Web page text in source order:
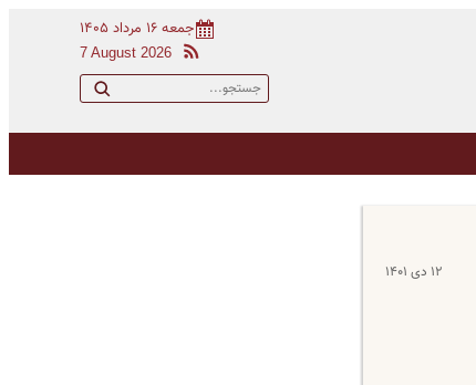
جمعه ۱۶ مرداد ۱۴۰۵
7 August 2026
۱۲ دی ۱۴۰۱